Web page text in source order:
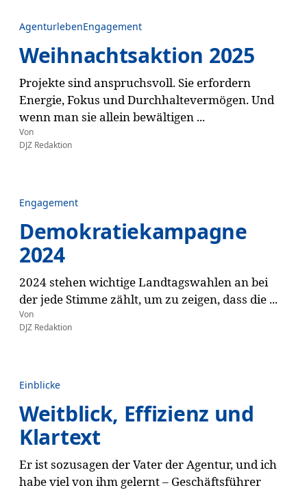
AgenturlebenEngagement
Weihnachtsaktion 2025
Projekte sind anspruchsvoll. Sie erfordern
Energie, Fokus und Durchhaltevermögen. Und
wenn man sie allein bewältigen ...
Von
DJZ Redaktion
Engagement
Demokratiekampagne
2024
2024 stehen wichtige Landtagswahlen an bei
der jede Stimme zählt, um zu zeigen, dass die ...
Von
DJZ Redaktion
Einblicke
Weitblick, Effizienz und
Klartext
Er ist sozusagen der Vater der Agentur, und ich
habe viel von ihm gelernt – Geschäftsführer